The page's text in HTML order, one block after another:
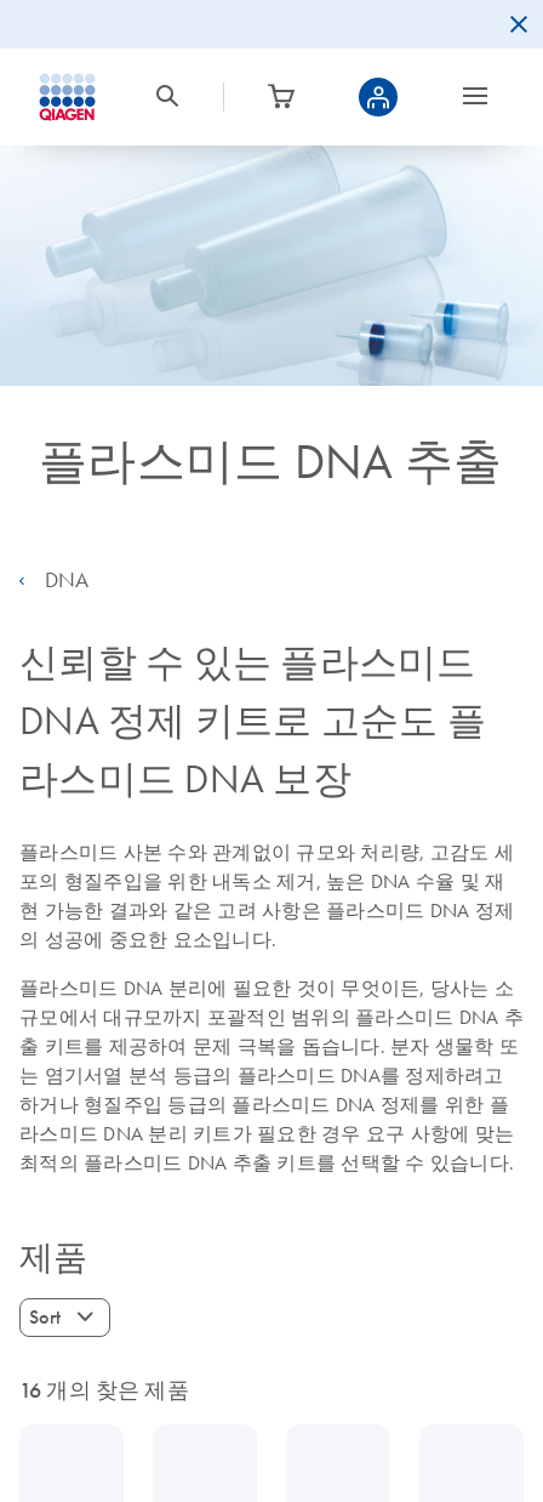
플라스미드 DNA 추출
DNA
신뢰할 수 있는 플라스미드
DNA 정제 키트로 고순도 플
라스미드 DNA 보장
플라스미드 사본 수와 관계없이 규모와 처리량, 고감도 세
포의 형질주입을 위한 내독소 제거, 높은 DNA 수율 및 재
현 가능한 결과와 같은 고려 사항은 플라스미드 DNA 정제
의 성공에 중요한 요소입니다.
플라스미드 DNA 분리에 필요한 것이 무엇이든, 당사는 소
규모에서 대규모까지 포괄적인 범위의 플라스미드 DNA 추
출 키트를 제공하여 문제 극복을 돕습니다. 분자 생물학 또
는 염기서열 분석 등급의 플라스미드 DNA를 정제하려고
하거나 형질주입 등급의 플라스미드 DNA 정제를 위한 플
라스미드 DNA 분리 키트가 필요한 경우 요구 사항에 맞는
최적의 플라스미드 DNA 추출 키트를 선택할 수 있습니다.
제품
Sort
16 개의 찾은 제품